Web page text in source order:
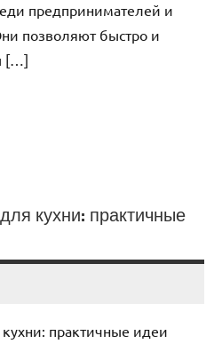
предпринимателей и
позволяют быстро и
[…]
кухни: практичные
практичные идеи